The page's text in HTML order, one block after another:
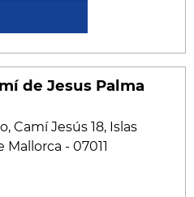
de Jesus Palma
Camí Jesús 18, Islas
Mallorca - 07011